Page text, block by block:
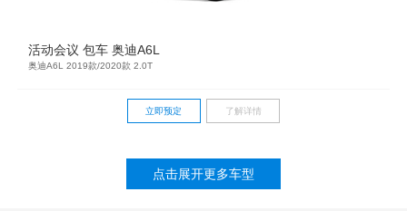
活动会议 包车 奥迪A6L
奥迪A6L 2019款/2020款 2.0T
立即预定 了解详情
点击展开更多车型